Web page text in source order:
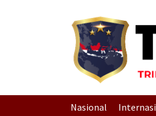
Nasional